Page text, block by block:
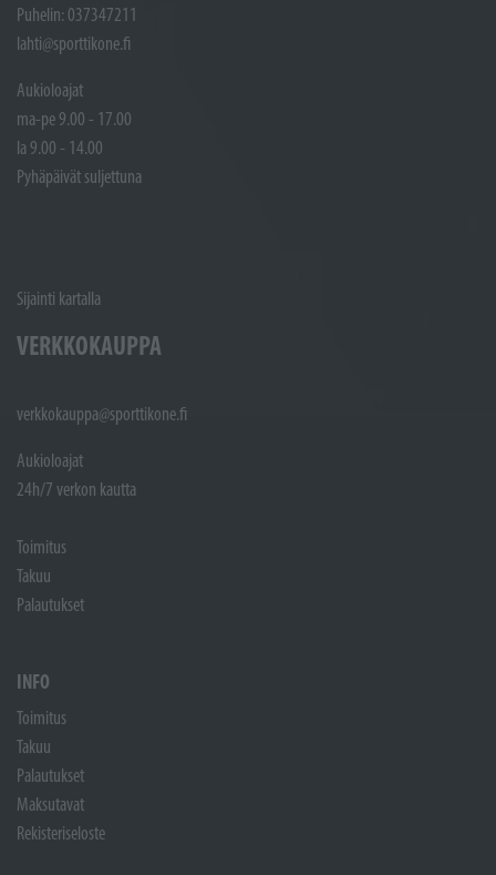
Puhelin: 037347211
lahti@sporttikone.fi
Aukioloajat
ma-pe 9.00 - 17.00
la 9.00 - 14.00
Pyhäpäivät suljettuna
Sijainti kartalla
VERKKOKAUPPA
verkkokauppa@sporttikone.fi
Aukioloajat
24h/7 verkon kautta
Toimitus
Takuu
Palautukset
INFO
Toimitus
Takuu
Palautukset
Maksutavat
Rekisteriseloste